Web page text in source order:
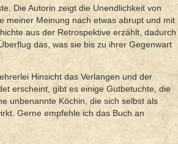
Die Autorin zeigt die Unendlichkeit von
meiner Meinung nach etwas abrupt und mit
aus der Retrospektive erzählt, dadurch
das, was sie bis zu ihrer Gegenwart
Hinsicht das Verlangen und der
erscheint, gibt es einige Gutbetuchte, die
unbenannte Köchin, die sich selbst als
Gerne empfehle ich das Buch an